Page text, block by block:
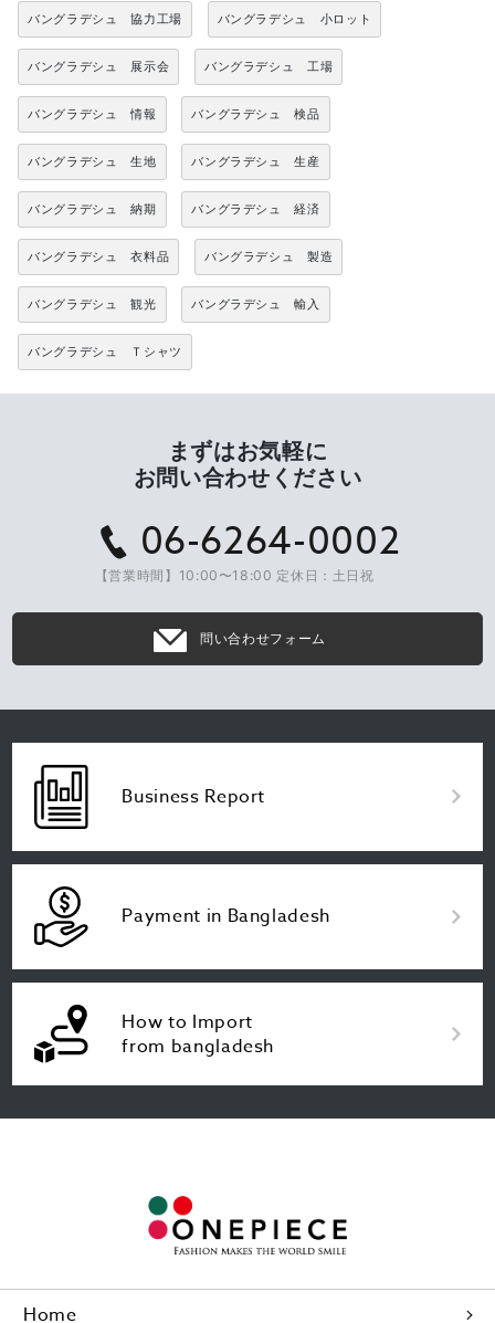
バングラデシュ 協力工場 バングラデシュ 小ロット
バングラデシュ 展示会 バングラデシュ 工場
バングラデシュ 情報 バングラデシュ 検品
バングラデシュ 生地 バングラデシュ 生産
バングラデシュ 納期 バングラデシュ 経済
バングラデシュ 衣料品 バングラデシュ 製造
バングラデシュ 観光 バングラデシュ 輸入
バングラデシュ Ｔシャツ
まずはお気軽に
お問い合わせください
06-6264-0002
【営業時間】10:00〜18:00 定休日：土日祝
問い合わせフォーム
Business Report
Payment in Bangladesh
How to Import
from bangladesh
Home